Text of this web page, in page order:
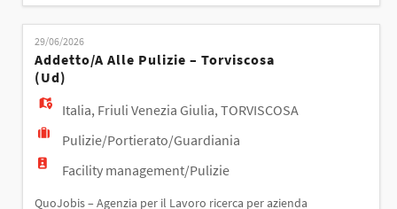
Pulizia e sanificazione degli ambienti del punto
vendita; - Riordino degli spazi comuni e delle aree di
servizio; - Utilizzo dei principali strumenti e prodotti
per la pulizia nel rispetto degli
29/06/2026
Addetto/a Alle Pulizie – Torviscosa
(ud)
Italia, Friuli Venezia Giulia,TORVISCOSA
Pulizie/Portierato/Guardiania
Facility management/Pulizie
QuoJobis – Agenzia per il Lavoro ricerca per azienda